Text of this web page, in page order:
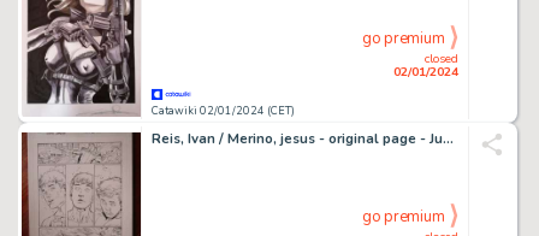
Catawiki 02/01/2024 (CET)
closed
02/01/2024
go premium
Reis, Ivan / Merino, jesus - original page - Justice League #27
go premium